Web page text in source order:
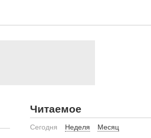
Читаемое
Сегодня Неделя Месяц